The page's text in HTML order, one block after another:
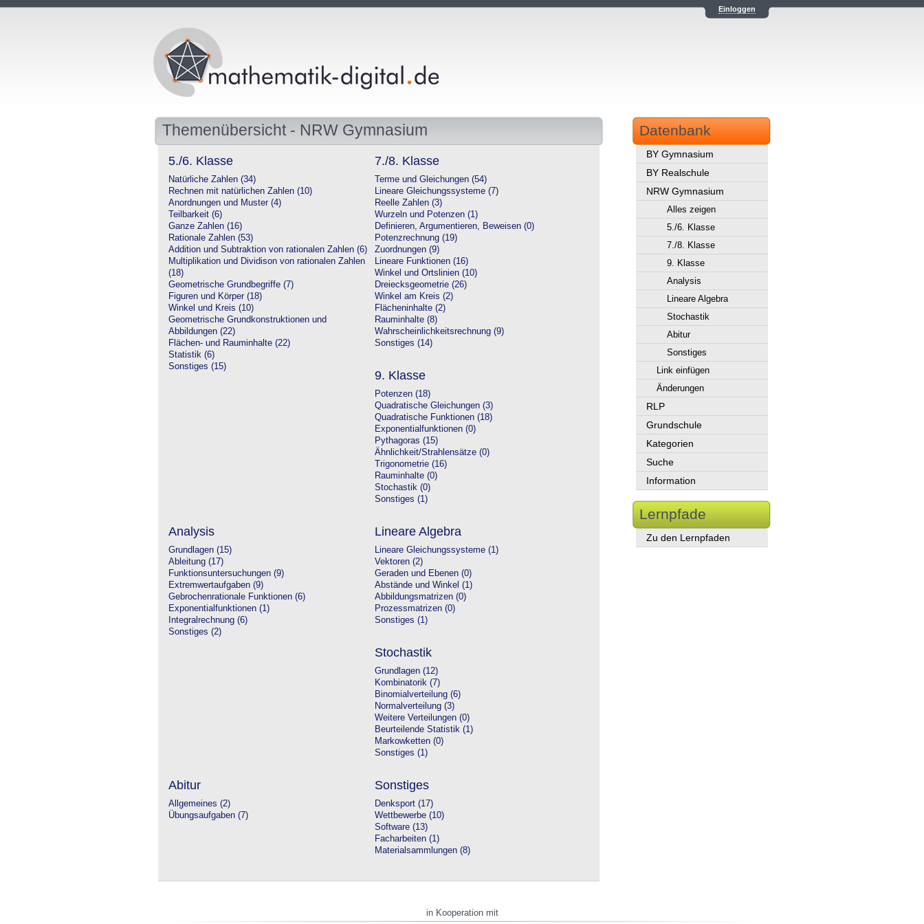
Einloggen
Themenübersicht - NRW Gymnasium
5./6. Klasse
Natürliche Zahlen (34)
Rechnen mit natürlichen Zahlen (10)
Anordnungen und Muster (4)
Teilbarkeit (6)
Ganze Zahlen (16)
Rationale Zahlen (53)
Addition und Subtraktion von rationalen Zahlen (6)
Multiplikation und Dividison von rationalen Zahlen
(18)
Geometrische Grundbegriffe (7)
Figuren und Körper (18)
Winkel und Kreis (10)
Geometrische Grundkonstruktionen und
Abbildungen (22)
Flächen- und Rauminhalte (22)
Statistik (6)
Sonstiges (15)
7./8. Klasse
Terme und Gleichungen (54)
Lineare Gleichungssysteme (7)
Reelle Zahlen (3)
Wurzeln und Potenzen (1)
Definieren, Argumentieren, Beweisen (0)
Potenzrechnung (19)
Zuordnungen (9)
Lineare Funktionen (16)
Winkel und Ortslinien (10)
Dreiecksgeometrie (26)
Winkel am Kreis (2)
Flächeninhalte (2)
Rauminhalte (8)
Wahrscheinlichkeitsrechnung (9)
Sonstiges (14)
9. Klasse
Potenzen (18)
Quadratische Gleichungen (3)
Quadratische Funktionen (18)
Exponentialfunktionen (0)
Pythagoras (15)
Ähnlichkeit/Strahlensätze (0)
Trigonometrie (16)
Rauminhalte (0)
Stochastik (0)
Sonstiges (1)
Analysis
Grundlagen (15)
Ableitung (17)
Funktionsuntersuchungen (9)
Extremwertaufgaben (9)
Gebrochenrationale Funktionen (6)
Exponentialfunktionen (1)
Integralrechnung (6)
Sonstiges (2)
Lineare Algebra
Lineare Gleichungssysteme (1)
Vektoren (2)
Geraden und Ebenen (0)
Abstände und Winkel (1)
Abbildungsmatrizen (0)
Prozessmatrizen (0)
Sonstiges (1)
Stochastik
Grundlagen (12)
Kombinatorik (7)
Binomialverteilung (6)
Normalverteilung (3)
Weitere Verteilungen (0)
Beurteilende Statistik (1)
Markowketten (0)
Sonstiges (1)
Abitur
Allgemeines (2)
Übungsaufgaben (7)
Sonstiges
Denksport (17)
Wettbewerbe (10)
Software (13)
Facharbeiten (1)
Materialsammlungen (8)
Datenbank
BY Gymnasium
BY Realschule
NRW Gymnasium
Alles zeigen
5./6. Klasse
7./8. Klasse
9. Klasse
Analysis
Lineare Algebra
Stochastik
Abitur
Sonstiges
Link einfügen
Änderungen
RLP
Grundschule
Kategorien
Suche
Information
Lernpfade
Zu den Lernpfaden
in Kooperation mit